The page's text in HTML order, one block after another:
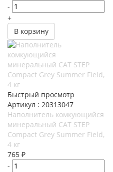
-
+
В корзину
Быстрый просмотр
Артикул : 20313047
Наполнитель комкующийся
минеральный CAT STEP
Compact Grey Summer Field,
4 кг
765 ₽
-